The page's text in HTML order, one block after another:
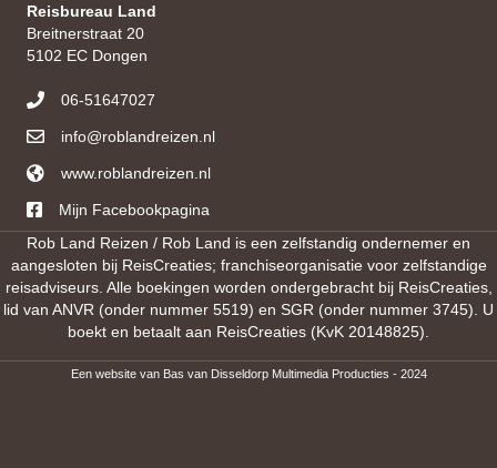
Reisbureau Land
Breitnerstraat 20
5102 EC Dongen
06-51647027
info@roblandreizen.nl
https://roblandreizen.nl/
www.roblandreizen.nl
Mijn Facebookpagina
Rob Land Reizen / Rob Land is een zelfstandig ondernemer en
aangesloten bij ReisCreaties; franchiseorganisatie voor zelfstandige
reisadviseurs. Alle boekingen worden ondergebracht bij ReisCreaties,
lid van ANVR (onder nummer 5519) en SGR (onder nummer 3745). U
boekt en betaalt aan ReisCreaties (KvK 20148825).
Een website van Bas van Disseldorp Multimedia Producties - 2024